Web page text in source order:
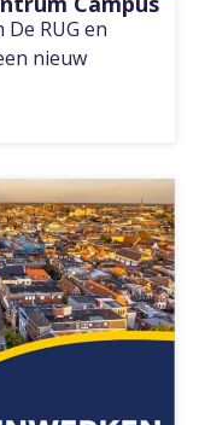
RUG en
nieuw